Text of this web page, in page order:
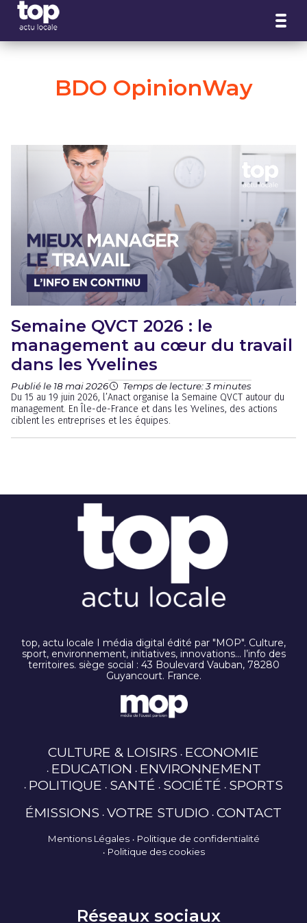
BDO OpinionWay
Semaine QVCT 2026 : le
management au cœur du travail
dans les Yvelines
Publié le 18 mai 2026 Temps de lecture: 3 minutes
Du 15 au 19 juin 2026, l’Anact organise la Semaine QVCT autour du
management. En Île-de-France et dans les Yvelines, des actions
ciblent les entreprises et les équipes.
top, actu locale I média digital édité par "MOP". Culture,
sport, environnement, initiatives, innovations… l’info des
territoires. siège social : 43 Boulevard Vauban, 78280
Guyancourt. France.
CULTURE & LOISIRS ECONOMIE
EDUCATION ENVIRONNEMENT
POLITIQUE SANTÉ SOCIÉTÉ SPORTS
ÉMISSIONS VOTRE STUDIO CONTACT
Mentions Légales
Politique de confidentialité
Politique des cookies
Réseaux sociaux
Panneau de gestion des cookies